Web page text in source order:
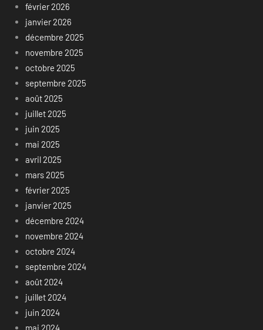
février 2026
janvier 2026
décembre 2025
novembre 2025
octobre 2025
septembre 2025
août 2025
juillet 2025
juin 2025
mai 2025
avril 2025
mars 2025
février 2025
janvier 2025
décembre 2024
novembre 2024
octobre 2024
septembre 2024
août 2024
juillet 2024
juin 2024
mai 2024